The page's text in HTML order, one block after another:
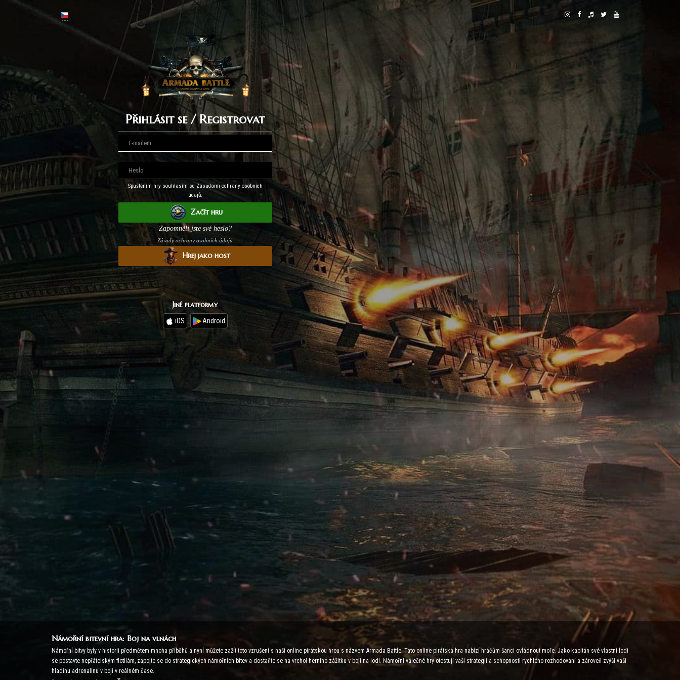
Přihlásit se / Registrovat
Spuštěním hry souhlasím se Zásadami ochrany osobních
údajů.
Začít hru
Zapomněli jste své heslo?
Zásady ochrany osobních údajů
Hrej jako host
Jiné platformy
iOS Android
Námořní bitevní hra: Boj na vlnách
Námořní bitvy byly v historii předmětem mnoha příběhů a nyní můžete zažít toto vzrušení s naší online pirátskou hrou s názvem Armada Battle. Tato online pirátská hra nabízí hráčům šanci ovládnout moře. Jako kapitán své vlastní lodi
se postavte nepřátelským flotilám, zapojte se do strategických námořních bitev a dostaňte se na vrchol herního zážitku v boji na lodi. Námořní válečné hry otestují vaši strategii a schopnosti rychlého rozhodování a zároveň zvýší vaši
hladinu adrenalinu v boji v reálném čase.